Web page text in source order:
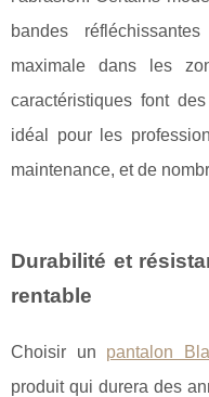
bandes
maximale dans les
caractéristiques font
idéal pour les
maintenance, et de
Durabilité et
rentable
Choisir un pantalon
produit qui durera des